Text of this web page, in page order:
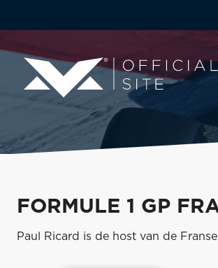
FORMULE 1 GP
Paul Ricard is de host van de